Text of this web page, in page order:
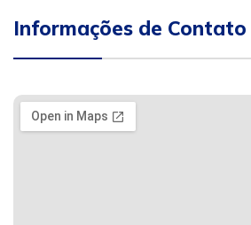
Informações de Contato